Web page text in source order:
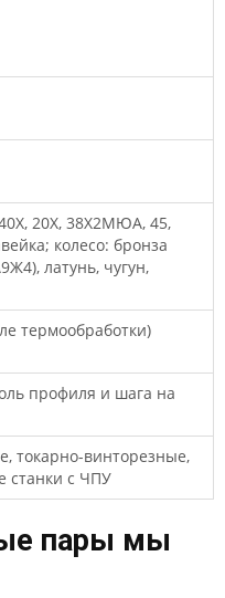
20Х, 38Х2МЮА, 45,
колесо: бронза
латунь, чугун,
термообработки)
профиля и шага на
токарно-винторезные,
станки с ЧПУ
пары мы